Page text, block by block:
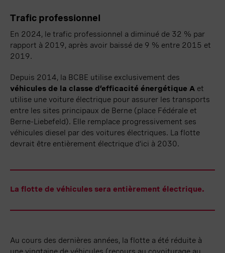
Trafic professionnel
En 2024, le trafic professionnel a diminué de 32 % par
rapport à 2019, après avoir baissé de 9 % entre 2015 et
2019.
Depuis 2014, la BCBE utilise exclusivement des
véhicules de la classe d’efficacité énergétique A et
utilise une voiture électrique pour assurer les transports
entre les sites principaux de Berne (place Fédérale et
Berne-Liebefeld). Elle remplace progressivement ses
véhicules diesel par des voitures électriques. La flotte
devrait être entièrement électrique d’ici à 2030.
La flotte de véhicules sera entièrement électrique.
Au cours des dernières années, la flotte a été réduite à